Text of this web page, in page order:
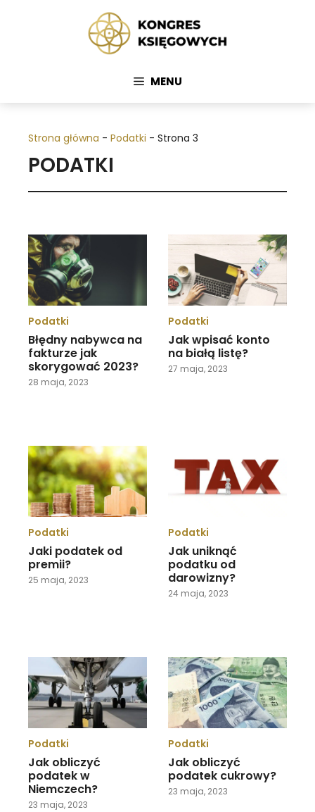
MENU
Strona główna - Podatki - Strona 3
PODATKI
Podatki
Błędny nabywca na
fakturze jak
skorygować 2023?
28 maja, 2023
Podatki
Jak wpisać konto
na białą listę?
27 maja, 2023
Podatki
Jaki podatek od
premii?
25 maja, 2023
Podatki
Jak uniknąć
podatku od
darowizny?
24 maja, 2023
Podatki
Jak obliczyć
podatek w
Niemczech?
23 maja, 2023
Podatki
Jak obliczyć
podatek cukrowy?
23 maja, 2023